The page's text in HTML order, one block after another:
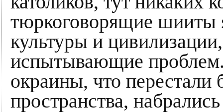
тюркоговорящие шииты
культуры и
испытывающие
окраины, что перестали
пространства,